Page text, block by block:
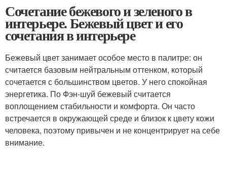
Сочетание бежевого и зеленого в
интерьере. Бежевый цвет и его
сочетания в интерьере
Бежевый цвет занимает особое место в палитре: он
считается базовым нейтральным оттенком, который
сочетается с большинством цветов. У него спокойная
энергетика. По Фэн-шуй бежевый считается
воплощением стабильности и комфорта. Он часто
встречается в окружающей среде и близок к цвету кожи
человека, поэтому привычен и не концентрирует на себе
внимание.